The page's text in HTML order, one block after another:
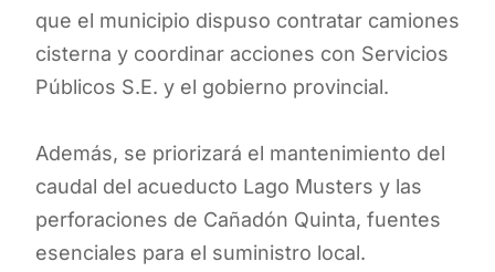
que el municipio dispuso contratar camiones
cisterna y coordinar acciones con Servicios
Públicos S.E. y el gobierno provincial.
Además, se priorizará el mantenimiento del
caudal del acueducto Lago Musters y las
perforaciones de Cañadón Quinta, fuentes
esenciales para el suministro local.